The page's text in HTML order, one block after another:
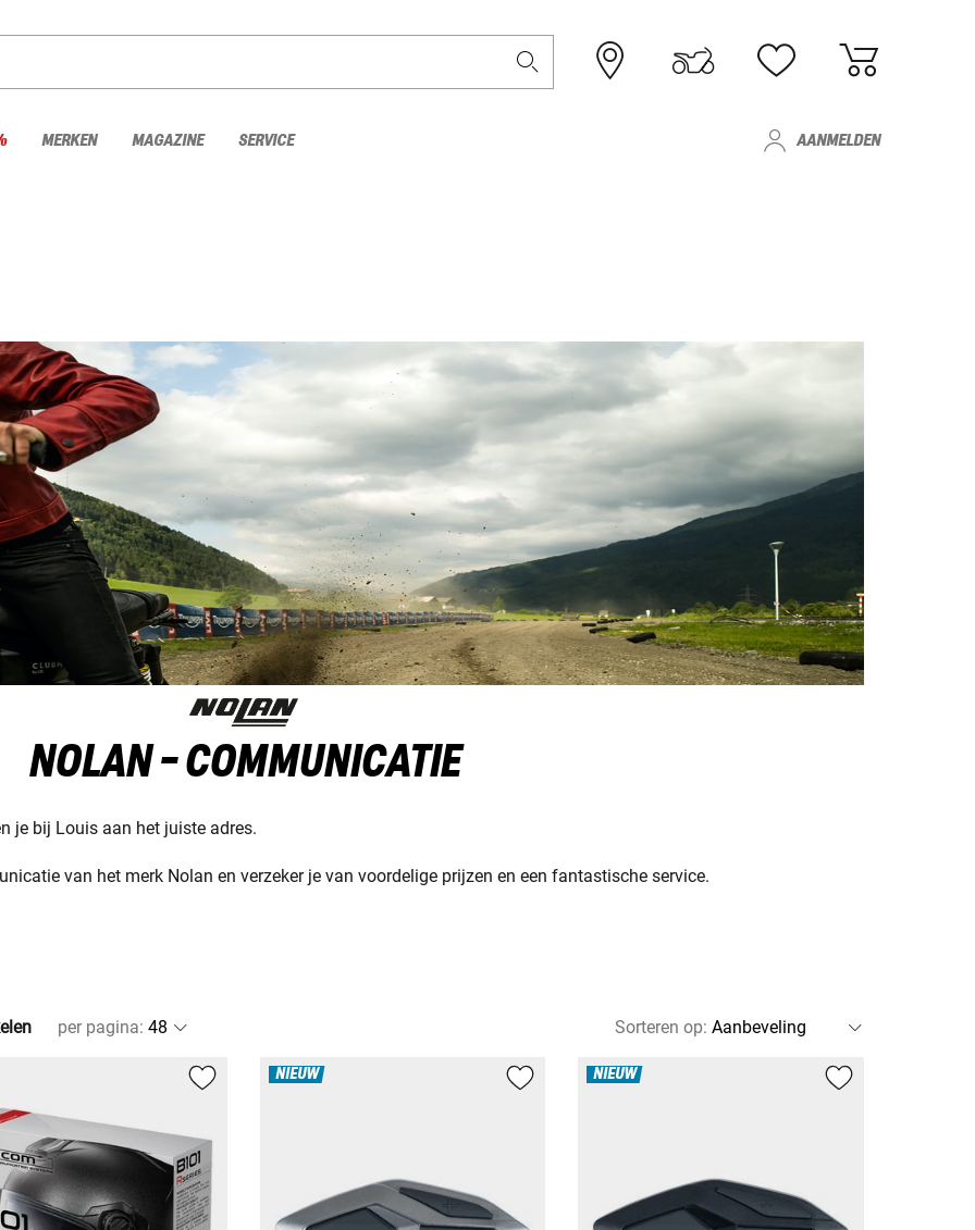
MERKEN MAGAZINE SERVICE AANMELDEN
NOLAN - COMMUNICATIE
je bij Louis aan het juiste adres.
van het merk Nolan en verzeker je van voordelige prijzen en een fantastische service.
per pagina: Sorteren op:
NIEUW NIEUW